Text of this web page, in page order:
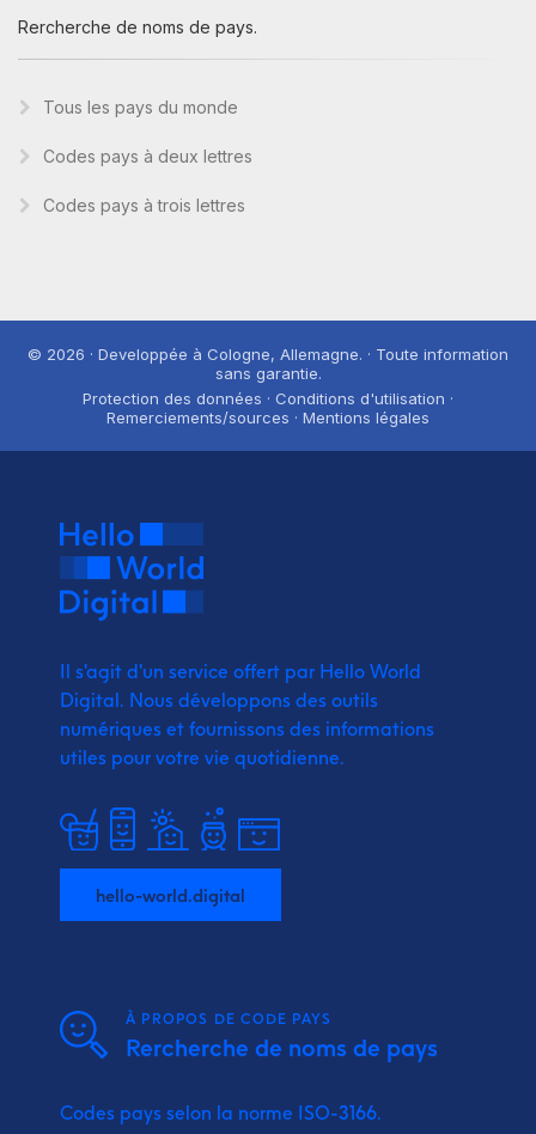
Rercherche de noms de pays.
Tous les pays du monde
Codes pays à deux lettres
Codes pays à trois lettres
© 2026 · Developpée à Cologne, Allemagne. · Toute information
sans garantie.
Protection des données · Conditions d'utilisation ·
Remerciements/sources · Mentions légales
Il s'agit d'un service offert par Hello World
Digital. Nous développons des outils
numériques et fournissons des informations
utiles pour votre vie quotidienne.
hello-world.digital
À PROPOS DE CODE PAYS
Rercherche de noms de pays
Codes pays selon la norme ISO-3166.